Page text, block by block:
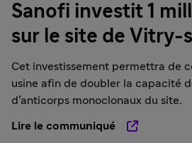
Sanofi investit 1
sur le site de Vitry-
Cet investissement permettra de
usine afin de doubler la capacité
d’anticorps monoclonaux du site.
Lire le communiqué